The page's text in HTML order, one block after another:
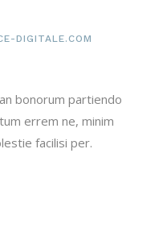
DIGITALE.COM
bonorum partiendo
errem ne, minim
facilisi per.